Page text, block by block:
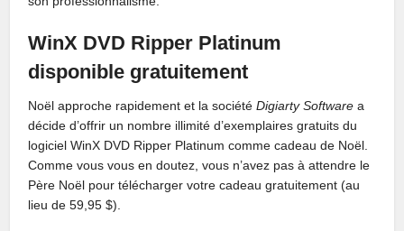
WinX DVD Ripper Platinum
disponible gratuitement
Noël approche rapidement et la sociétéDigiarty Software a
décide d’offrir un nombre illimité d’exemplaires gratuits du
logiciel WinX DVD Ripper Platinum comme cadeau de Noël.
Comme vous vous en doutez, vous n’avez pas à attendre le
Père Noël pour télécharger votre cadeau gratuitement (au
lieu de 59,95 $).